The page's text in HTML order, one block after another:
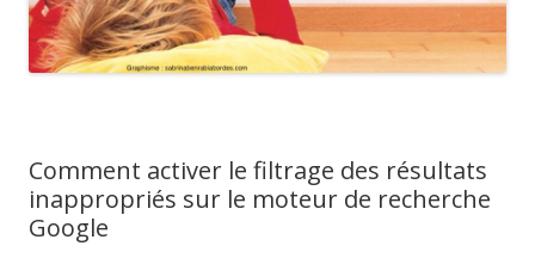
Comment activer le filtrage des résultats
inappropriés sur le moteur de recherche
Google